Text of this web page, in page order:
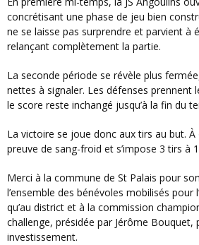
concrétisant une phase de jeu bien
ne se laisse pas surprendre et parvient à
relançant complètement la partie.
La seconde période se révèle plus fermée, avec peu d’occasions
nettes à signaler. Les défenses prennent
le score reste inchangé jusqu’à la fin du
La victoire se joue donc aux tirs au but. À ce jeu, Angoulins fait
preuve de sang-froid et s’impose 3 tirs à
Merci à la commune de St Palais pour son accueil chaleureux, à
l’ensemble des bénévoles mobilisés pour
qu’au district et à la commission
challenge, présidée par Jérôme Bouquet,
investissement.